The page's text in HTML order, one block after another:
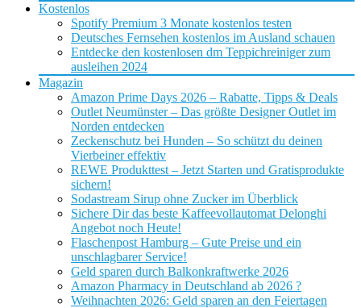
Kostenlos
Spotify Premium 3 Monate kostenlos testen
Deutsches Fernsehen kostenlos im Ausland schauen
Entdecke den kostenlosen dm Teppichreiniger zum
ausleihen 2024
Magazin
Amazon Prime Days 2026 – Rabatte, Tipps & Deals
Outlet Neumünster – Das größte Designer Outlet im
Norden entdecken
Zeckenschutz bei Hunden – So schützt du deinen
Vierbeiner effektiv
REWE Produkttest – Jetzt Starten und Gratisprodukte
sichern!
Sodastream Sirup ohne Zucker im Überblick
Sichere Dir das beste Kaffeevollautomat Delonghi
Angebot noch Heute!
Flaschenpost Hamburg – Gute Preise und ein
unschlagbarer Service!
Geld sparen durch Balkonkraftwerke 2026
Amazon Pharmacy in Deutschland ab 2026 ?
Weihnachten 2026: Geld sparen an den Feiertagen